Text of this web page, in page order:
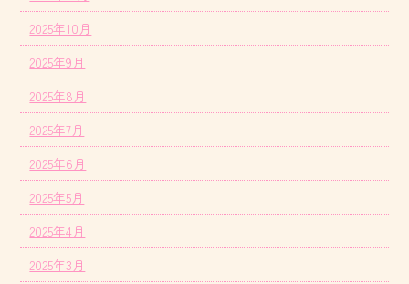
2025年10月
2025年9月
2025年8月
2025年7月
2025年6月
2025年5月
2025年4月
2025年3月